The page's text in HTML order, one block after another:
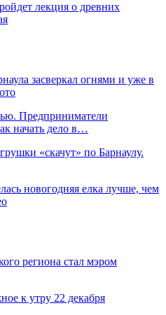
лекция о древних
засверкал огнями и уже в
Предприниматели
начать дело в…
«скачут» по Барнаулу.
новогодняя елка лучше, чем
региона стал мэром
к утру 22 декабря